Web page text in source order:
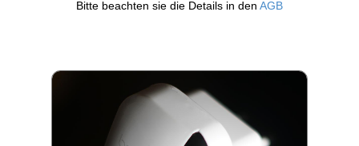
Bitte beachten sie die Details in den AGB